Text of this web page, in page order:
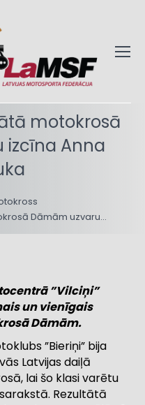
motokrosā
izcīna Anna
Dāmām uzvaru…
”Vilciņi”
un vienīgais
Dāmām.
”Bieriņi” bija
Latvijas daiļā
lai šo klasi varētu
Rezultātā